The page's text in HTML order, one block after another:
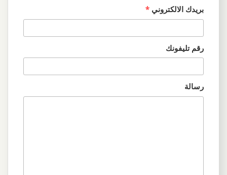
بريدك الالكتروني *
رقم تليفونك
رسالة